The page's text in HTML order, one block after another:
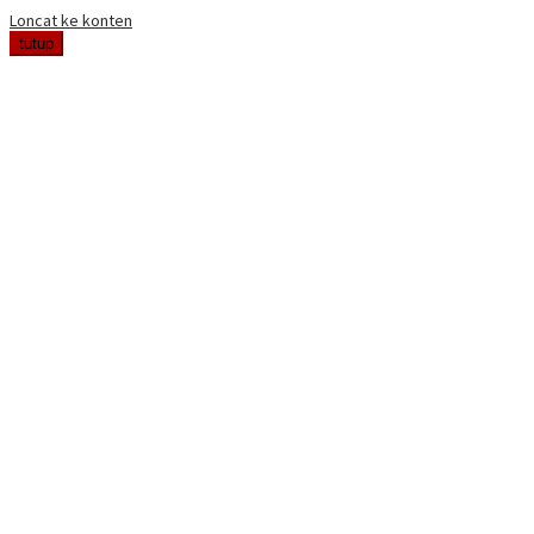
Loncat ke konten
tutup